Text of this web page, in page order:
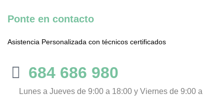
Ponte en contacto
Asistencia Personalizada con técnicos certificados
684 686 980
Lunes a Jueves de 9:00 a 18:00 y Viernes de 9:00 a